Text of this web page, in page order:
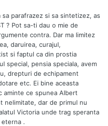
parafrazez si sa sintetizez, as
? Pot sa-ti dau o mie de
contra. Dar ma limitez
daruirea, curajul,
si faptul ca din prostia
special, pensia speciala, avem
drepturi de echipament
etc. Ei bine aceasta
aminte ce spunea Albert
nelimitate, dar de primul nu
Victoria unde trag speranta
.